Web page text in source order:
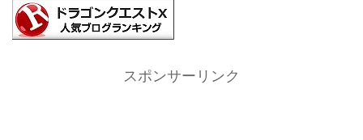
スポンサーリンク